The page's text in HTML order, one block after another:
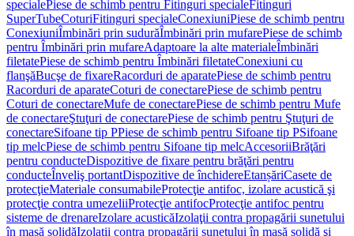
specialePiese de schimb pentru Fitinguri specialeFitinguri
SuperTubeCoturiFitinguri specialeConexiuniPiese de schimb pentru
ConexiuniÎmbinări prin sudurăÎmbinări prin mufarePiese de schimb
pentru Îmbinări prin mufareAdaptoare la alte materialeÎmbinări
filetatePiese de schimb pentru Îmbinări filetateConexiuni cu
flanşăBucşe de fixareRacorduri de aparatePiese de schimb pentru
Racorduri de aparateCoturi de conectarePiese de schimb pentru
Coturi de conectareMufe de conectarePiese de schimb pentru Mufe
de conectareŞtuţuri de conectarePiese de schimb pentru Ştuţuri de
conectareSifoane tip PPiese de schimb pentru Sifoane tip PSifoane
tip melcPiese de schimb pentru Sifoane tip melcAccesoriiBrăţări
pentru conducteDispozitive de fixare pentru brăţări pentru
conducteÎnveliş portantDispozitive de închidereEtanșăriCasete de
protecţieMateriale consumabileProtecţie antifoc, izolare acustică şi
protecţie contra umezeliiProtecţie antifocProtecţie antifoc pentru
sisteme de drenareIzolare acusticăIzolaţii contra propagării sunetului
în masă solidăIzolaţii contra propagării sunetului în masă solidă şi